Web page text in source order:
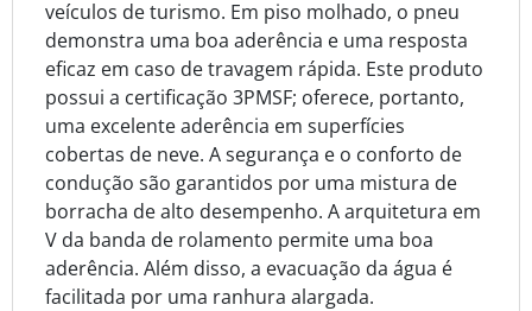
veículos de turismo. Em piso molhado, o pneu
demonstra uma boa aderência e uma resposta
eficaz em caso de travagem rápida. Este produto
possui a certificação 3PMSF; oferece, portanto,
uma excelente aderência em superfícies
cobertas de neve. A segurança e o conforto de
condução são garantidos por uma mistura de
borracha de alto desempenho. A arquitetura em
V da banda de rolamento permite uma boa
aderência. Além disso, a evacuação da água é
facilitada por uma ranhura alargada.